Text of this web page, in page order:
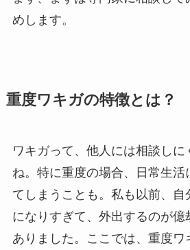
めします。
重度ワキガの特徴とは？
ワキガって、他人には相談しに
ね。特に重度の場合、日常生活
てしまうことも。私も以前、自
になりすぎて、外出するのが億
ありました。ここでは、重度ワ